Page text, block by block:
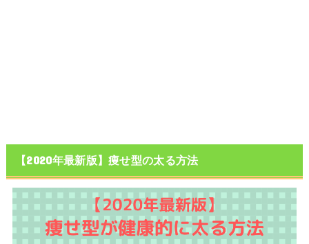
【2020年最新版】痩せ型の太る方法